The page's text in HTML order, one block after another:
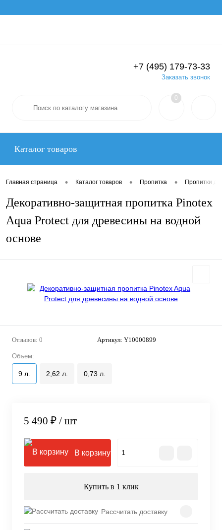
+7 (495) 179-73-33
Заказать звонок
0
Каталог товаров
Главная страница • Каталог товаров • Пропитка • Пропитки
Декоративно-защитная пропитка Pinotex
Aqua Protect для древесины на водной
основе
Отзывов: 0 Артикул: Y10000899
Объем:
9 л. 2,62 л. 0,73 л.
5 490 ₽ / шт
В корзину
Купить в 1 клик
Рассчитать доставку